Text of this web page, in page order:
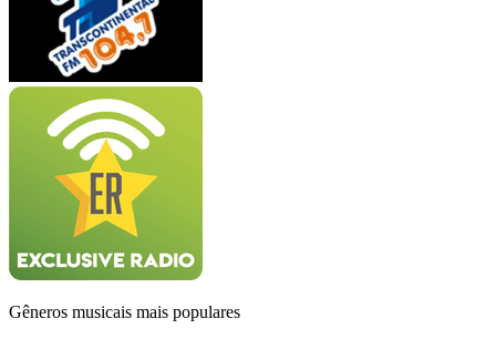
Gêneros musicais mais populares